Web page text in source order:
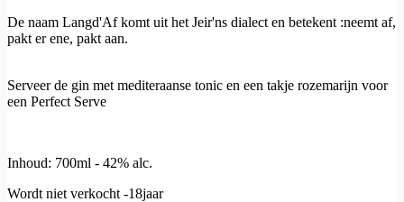
De naam Langd'Af komt uit het Jeir'ns dialect en betekent :neemt af,
pakt er ene, pakt aan.
Serveer de gin met mediteraanse tonic en een takje rozemarijn voor
een Perfect Serve
Inhoud: 700ml - 42% alc.
Wordt niet verkocht -18jaar